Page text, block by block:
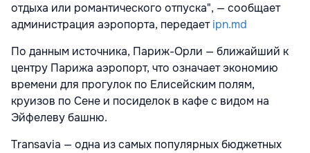
отдыха или романтического отпуска", — сообщает
администрация аэропорта, передаетipn.md
По данным источника, Париж-Орли — ближайший к
центру Парижа аэропорт, что означает экономию
времени для прогулок по Елисейским полям,
круизов по Сене и посиделок в кафе с видом на
Эйфелеву башню.
Transavia — одна из самых популярных бюджетных